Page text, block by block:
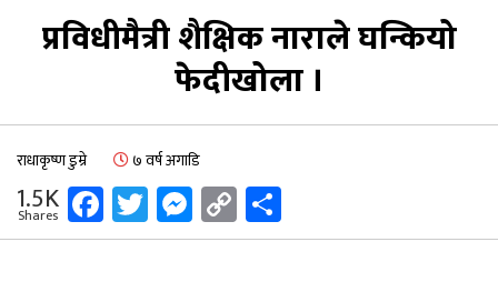
प्रविधीमैत्री शैक्षिक नाराले घन्कियो
फेदीखोला ।
राधाकृष्ण डुम्रे ७ वर्ष अगाडि
1.5K
Shares Facebook
Twitter
Messenger
Copy
Link